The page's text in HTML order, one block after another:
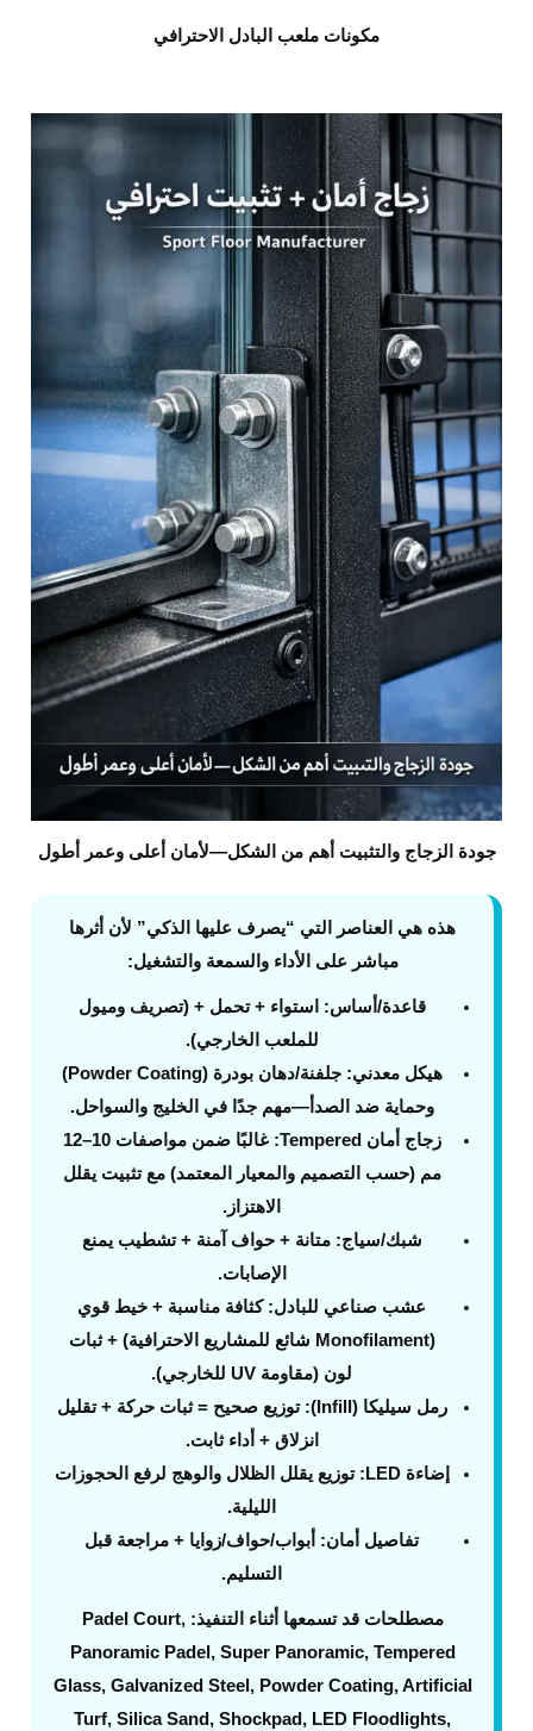
مكونات ملعب البادل الاحترافي
جودة الزجاج والتثبيت أهم من الشكل—لأمان أعلى وعمر أطول
هذه هي العناصر التي “يصرف عليها الذكي” لأن أثرها
مباشر على الأداء والسمعة والتشغيل:
قاعدة/أساس: استواء + تحمل + (تصريف وميول
للملعب الخارجي).
هيكل معدني
: جلفنة/دهان بودرة (Powder Coating)
وحماية ضد الصدأ—مهم جدًا في الخليج والسواحل.
زجاج أمان Tempered
: غالبًا ضمن مواصفات 10–12
مم (حسب التصميم والمعيار المعتمد) مع تثبيت يقلل
الاهتزاز.
شبك/سياج: متانة + حواف آمنة + تشطيب يمنع
الإصابات.
عشب صناعي للبادل: كثافة مناسبة + خيط قوي
(Monofilament شائع للمشاريع الاحترافية) + ثبات
لون (مقاومة UV للخارجي).
رمل سيليكا (Infill)
: توزيع صحيح = ثبات حركة + تقليل
انزلاق + أداء ثابت.
إضاءة LED
: توزيع يقلل الظلال والوهج لرفع الحجوزات
الليلية.
تفاصيل أمان: أبواب/حواف/زوايا + مراجعة قبل
التسليم.
مصطلحات قد تسمعها أثناء التنفيذ: Padel Court,
Panoramic Padel, Super Panoramic, Tempered
Glass, Galvanized Steel, Powder Coating, Artificial
Turf, Silica Sand, Shockpad, LED Floodlights,